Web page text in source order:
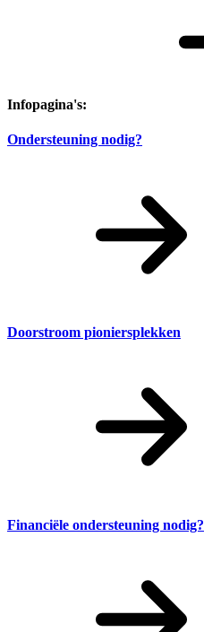
Infopagina's:
Ondersteuning nodig?
Doorstroom pioniersplekken
Financiële ondersteuning nodig?